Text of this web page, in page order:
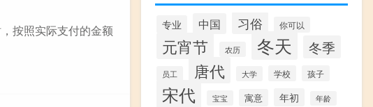
按照实际支付的金额
专业 中国 习俗 你可以
元宵节 农历 冬天 冬季
员工 唐代 大学 学校 孩子
宋代 宝宝 寓意 年初 年龄